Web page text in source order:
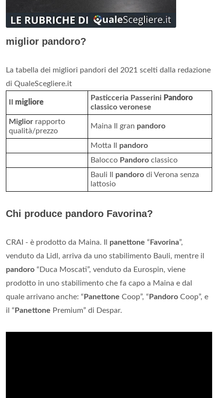
miglior pandoro?
La tabella dei migliori pandori del 2021 scelti dalla redazione
di QualeScegliere.it
migliore
Pasticceria Passerini Pandoro
classico veronese
Miglior rapporto
qualità/prezzo
Maina Il gran pandoro
Motta Il pandoro
Balocco Pandoro classico
Bauli Il pandoro di Verona senza
lattosio
Chi produce pandoro Favorina?
CRAI - è prodotto da Maina. Il panettone “ Favorina”,
venduto da Lidl, arriva da uno stabilimento Bauli, mentre il
pandoro “Duca Moscati”, venduto da Eurospin, viene
prodotto in uno stabilimento che fa capo a Maina e dal
quale arrivano anche: “ Panettone Coop”, “ Pandoro Coop”, e
il “ Panettone Premium” di Despar.